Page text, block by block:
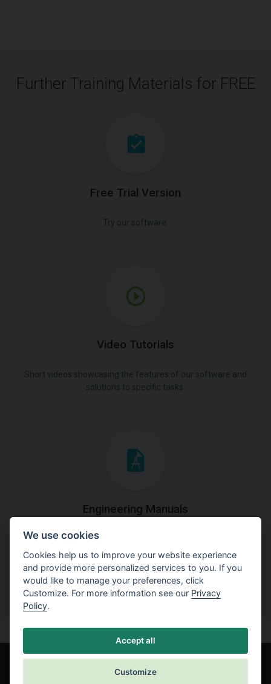
Further Training Materials for FREE
Free Trial Version
Video Tutorials
Engineering Manuals
Step by steps guides on how
to solve a specific tasks.
We use cookies
Cookies help us to improve your website experience
and provide more personalized services to you. If you
would like to manage your preferences, click
Customize. For more information see our Privacy
Policy.
Accept all
Customize